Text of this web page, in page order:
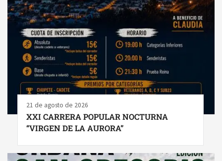
21 de agosto de 2026
XXI CARRERA POPULAR NOCTURNA
“VIRGEN DE LA AURORA”